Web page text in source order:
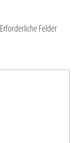
Erforderliche Felder